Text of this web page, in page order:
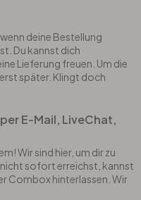
deine Bestellung
Du kannst dich
Lieferung freuen. Um die
später. Klingt doch
E-Mail, LiveChat,
Wir sind hier, um dir zu
nicht sofort erreichst, kannst
Combox hinterlassen. Wir